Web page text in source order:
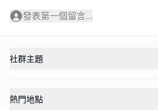
發表第一個留言...
社群主題
熱門地點